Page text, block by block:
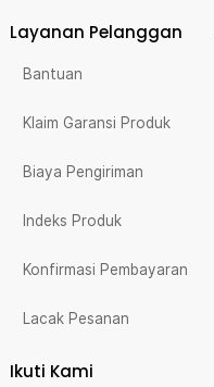
Layanan Pelanggan
Bantuan
Klaim Garansi Produk
Biaya Pengiriman
Indeks Produk
Konfirmasi Pembayaran
Lacak Pesanan
Ikuti Kami